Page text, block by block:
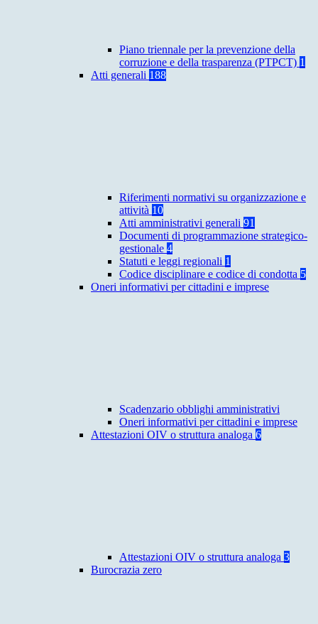
Piano triennale per la prevenzione della
corruzione e della trasparenza (PTPCT) 1
Atti generali 188
Riferimenti normativi su organizzazione e
attività 10
Atti amministrativi generali 91
Documenti di programmazione strategico-
gestionale 4
Statuti e leggi regionali 1
Codice disciplinare e codice di condotta 5
Oneri informativi per cittadini e imprese
Scadenzario obblighi amministrativi
Oneri informativi per cittadini e imprese
Attestazioni OIV o struttura analoga 6
Attestazioni OIV o struttura analoga 3
Burocrazia zero